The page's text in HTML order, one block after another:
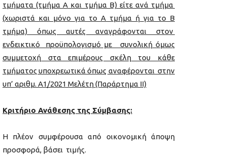
τμήματα (τμήμα Α και τμήμα Β) είτε ανά τμήμα
(χωριστά και μόνο για το Α τμήμα ή για το Β
τμήμα) όπως αυτές αναγράφονται στον
ενδεικτικό προϋπολογισμό με συνολική όμως
συμμετοχή στα επιμέρους σκέλη του κάθε
τμήματος υποχρεωτικά όπως αναφέρονται στην
υπ’ αριθμ. Α1/2021 Μελέτη (Παράρτημα ΙΙ)
Κριτήριο Ανάθεσης της Σύμβασης:
Η πλέον συμφέρουσα από οικονομική άποψη
προσφορά, βάσει τιμής.